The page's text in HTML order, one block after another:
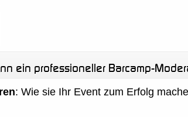
ein professioneller Barcamp-
: Wie sie Ihr Event zum Erfolg